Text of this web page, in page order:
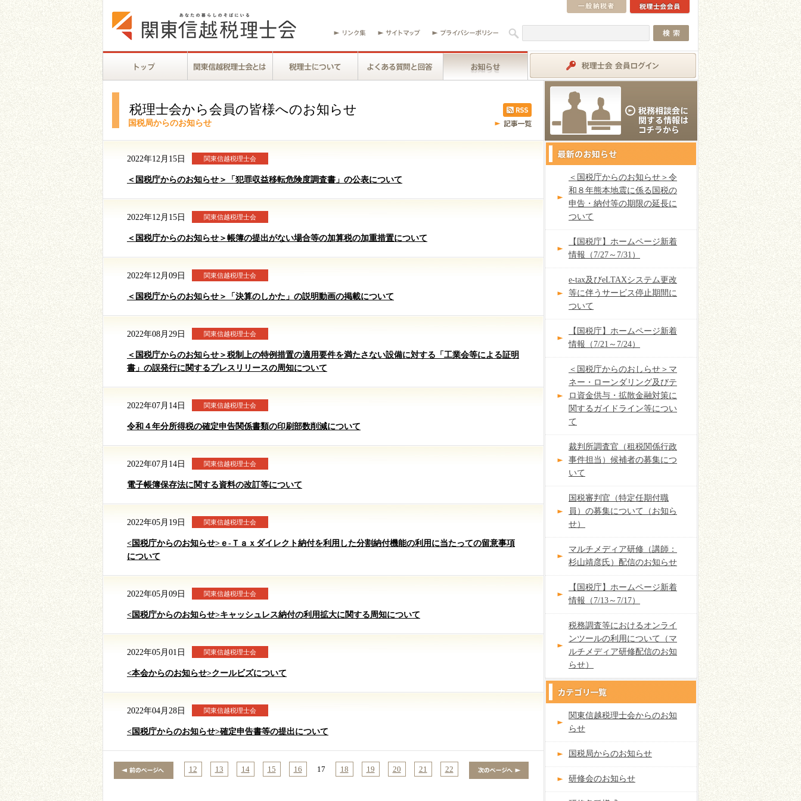
税理士会から会員の皆様へのお知らせ
国税局からのお知らせ
2022年12月15日 関東信越税理士会
＜国税庁からのお知らせ＞「犯罪収益移転危険度調査書」の公表について
2022年12月15日 関東信越税理士会
＜国税庁からのお知らせ＞帳簿の提出がない場合等の加算税の加重措置について
2022年12月09日 関東信越税理士会
＜国税庁からのお知らせ＞「決算のしかた」の説明動画の掲載について
2022年08月29日 関東信越税理士会
＜国税庁からのお知らせ＞税制上の特例措置の適用要件を満たさない設備に対する「工業会等による証明
書」の誤発行に関するプレスリリースの周知について
2022年07月14日 関東信越税理士会
令和４年分所得税の確定申告関係書類の印刷部数削減について
2022年07月14日 関東信越税理士会
電子帳簿保存法に関する資料の改訂等について
2022年05月19日 関東信越税理士会
<国税庁からのお知らせ>ｅ-Ｔａｘダイレクト納付を利用した分割納付機能の利用に当たっての留意事項
について
2022年05月09日 関東信越税理士会
<国税庁からのお知らせ>キャッシュレス納付の利用拡大に関する周知について
2022年05月01日 関東信越税理士会
<本会からのお知らせ>クールビズについて
2022年04月28日 関東信越税理士会
<国税庁からのお知らせ>確定申告書等の提出について
12 13 14 15 16 17 18 19 20 21 22
＜国税庁からのお知らせ＞令
和８年熊本地震に係る国税の
申告・納付等の期限の延長に
ついて
【国税庁】ホームページ新着
情報（7/27～7/31）
e-tax及びeLTAXシステム更改
等に伴うサービス停止期間に
ついて
【国税庁】ホームページ新着
情報（7/21～7/24）
＜国税庁からのおしらせ＞マ
ネー・ローンダリング及びテ
ロ資金供与・拡散金融対策に
関するガイドライン等につい
て
裁判所調査官（租税関係行政
事件担当）候補者の募集につ
いて
国税審判官（特定任期付職
員）の募集について（お知ら
せ）
マルチメディア研修（講師：
杉山靖彦氏）配信のお知らせ
【国税庁】ホームページ新着
情報（7/13～7/17）
税務調査等におけるオンライ
ンツールの利用について（マ
ルチメディア研修配信のお知
らせ）
関東信越税理士会からのお知
らせ
国税局からのお知らせ
研修会のお知らせ